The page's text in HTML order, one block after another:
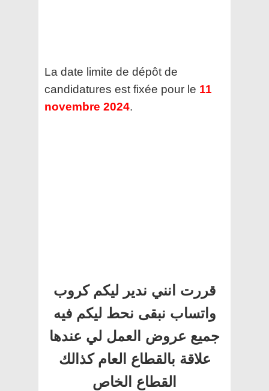
La date limite de dépôt de
candidatures est fixée pour le 11
novembre 2024.
قررت انني ندير ليكم كروب
واتساب نبقى نحط ليكم فيه
جميع عروض العمل لي عندها
علاقة بالقطاع العام كذالك
القطاع الخاص